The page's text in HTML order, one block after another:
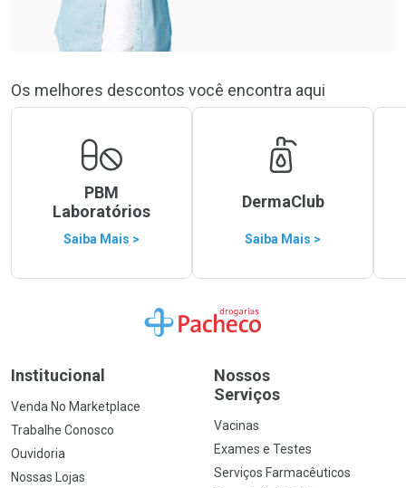
Os melhores descontos você encontra aqui
PBM
Laboratórios
Saiba Mais >
DermaClub
Saiba Mais >
Ir para a Home
Institucional
Venda No Marketplace
Trabalhe Conosco
Ouvidoria
Nossas Lojas
Nossos
Serviços
Vacinas
Exames e Testes
Serviços Farmacêuticos